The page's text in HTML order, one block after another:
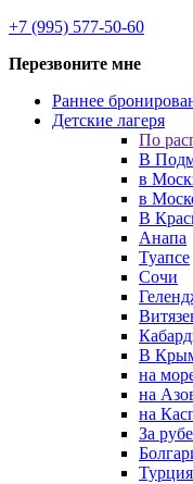
+7 (995) 577-50-60
Перезвоните мне
Раннее
Детские лагеря
По
В
в
в
В
Анапа
Туапсе
Сочи
В
на
на
на
За
Турция